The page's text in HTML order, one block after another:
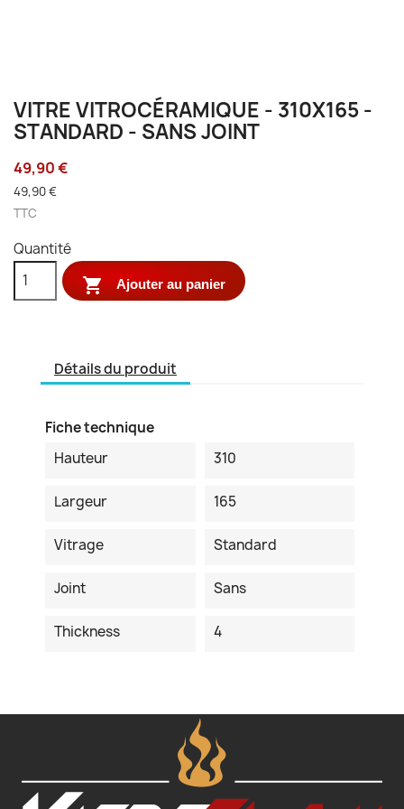
VITRE VITROCÉRAMIQUE - 310X165 -
STANDARD - SANS JOINT
49,90 €
49,90 €
TTC
Quantité
 Ajouter au panier
Détails du produit
Fiche technique
Hauteur
310
Largeur 165
Vitrage Standard
Joint Sans
Thickness 4